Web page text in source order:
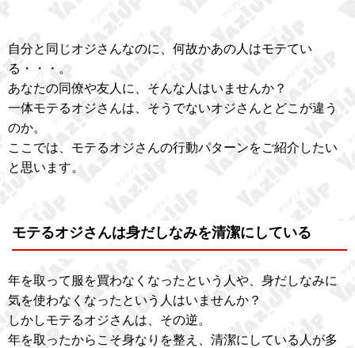
自分と同じオジさんなのに、何故かあの人はモテてい
る・・・。
あなたの同僚や友人に、そんな人はいませんか？
一体モテるオジさんは、そうでないオジさんとどこが違う
のか。
ここでは、モテるオジさんの行動パターンをご紹介したい
と思います。
モテるオジさんは身だしなみを清潔にしている
年を取って服を買わなくなったという人や、身だしなみに
気を使わなくなったという人はいませんか？
しかしモテるオジさんは、その逆。
年を取ったからこそ身なりを整え、清潔にしている人が多